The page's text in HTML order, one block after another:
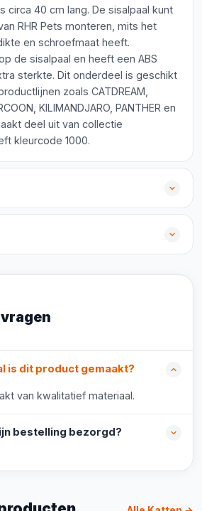
circa 40 cm lang. De sisalpaal kunt
RHR Pets monteren, mits het
en schroefmaat heeft.
de sisalpaal en heeft een ABS
sterkte. Dit onderdeel is geschikt
zoals CATDREAM,
KILIMANDJARO, PANTHER en
deel uit van collectie
kleurcode 1000.
is dit product gemaakt?
van kwalitatief materiaal.
bestelling bezorgd?